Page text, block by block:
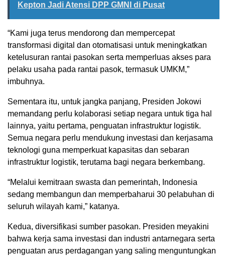
Kepton Jadi Atensi DPP GMNI di Pusat‎
“Kami juga terus mendorong dan mempercepat
transformasi digital dan otomatisasi untuk meningkatkan
ketelusuran rantai pasokan serta memperluas akses para
pelaku usaha pada rantai pasok, termasuk UMKM,”
imbuhnya.
Sementara itu, untuk jangka panjang, Presiden Jokowi
memandang perlu kolaborasi setiap negara untuk tiga hal
lainnya, yaitu pertama, penguatan infrastruktur logistik.
Semua negara perlu mendukung investasi dan kerjasama
teknologi guna memperkuat kapasitas dan sebaran
infrastruktur logistik, terutama bagi negara berkembang.
“Melalui kemitraan swasta dan pemerintah, Indonesia
sedang membangun dan memperbaharui 30 pelabuhan di
seluruh wilayah kami,” katanya.
Kedua, diversifikasi sumber pasokan. Presiden meyakini
bahwa kerja sama investasi dan industri antarnegara serta
penguatan arus perdagangan yang saling menguntungkan